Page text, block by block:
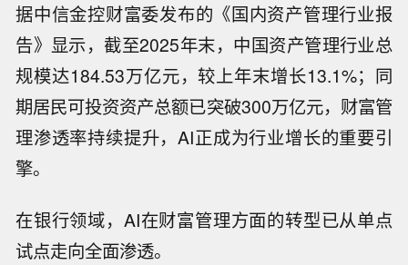
据中信金控财富委发布的《国内资产管理行业报
告》显示，截至2025年末，中国资产管理行业总
规模达184.53万亿元，较上年末增长13.1%；同
期居民可投资资产总额已突破300万亿元，财富管
理渗透率持续提升，AI正成为行业增长的重要引
擎。
在银行领域，AI在财富管理方面的转型已从单点
试点走向全面渗透。